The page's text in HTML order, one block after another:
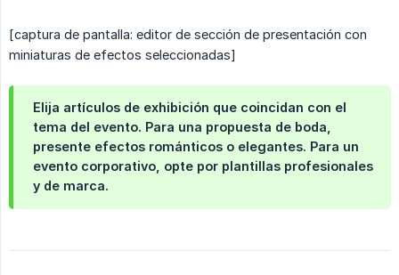
[captura de pantalla: editor de sección de presentación con
miniaturas de efectos seleccionadas]
Elija artículos de exhibición que coincidan con el
tema del evento. Para una propuesta de boda,
presente efectos románticos o elegantes. Para un
evento corporativo, opte por plantillas profesionales
y de marca.